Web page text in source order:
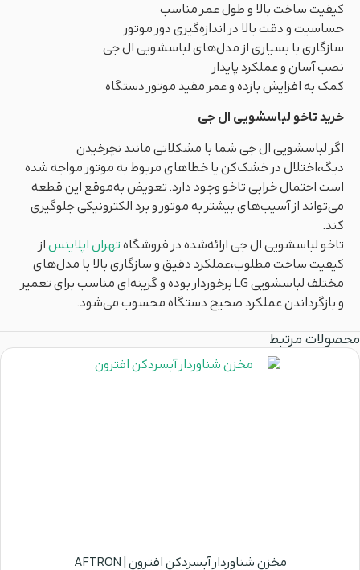
کیفیت ساخت بالا و طول عمر مناسب
حساسیت و دقت بالا در اندازه‌گیری دور موتور
سازگاری با بسیاری از مدل‌های لباسشویی ال جی
نصب آسان و عملکرد پایدار
کمک به افزایش بازده و عمر مفید موتور دستگاه
خرید تاخو لباسشویی ال جی
اگر لباسشویی ال جی شما با مشکلاتی مانند نچرخیدن
دیگ،اختلال در خشک‌کن یا خطاهای مربوط به موتور مواجه شده
است احتمال خرابی تاخو وجود دارد. تعویض به‌موقع این قطعه
می‌تواند از آسیب‌های بیشتر به موتور و برد الکترونیکی جلوگیری
کند.
تاخو لباسشویی ال جی ارائه‌شده در فروشگاهتهران اپلاینساز
کیفیت ساخت مطلوب،عملکرد دقیق و سازگاری بالا با مدل‌های
مختلف لباسشویی LG برخوردار بوده و گزینه‌ای مناسب برای تعمیر
و بازگرداندن عملکرد صحیح دستگاه محسوب می‌شود.
محصولات مرتبط
مخزن شناوردار آبسردکن افترون | AFTRON